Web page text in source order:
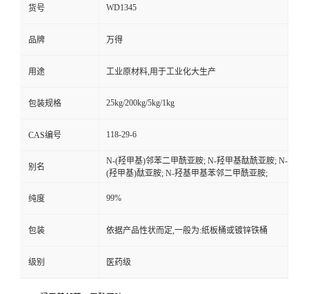
货号 WD1345
品牌 万得
用途 工业原材料,用于工业化大生产
包装规格 25kg/200kg/5kg/1kg
CAS编号 118-29-6
别名
N-(羟甲基)邻苯二甲酰亚胺; N-羟甲基酞酰亚胺; N-
(羟甲基)酞亚胺; N-羟基甲基苯邻二甲酰亚胺;
纯度 99%
包装 依据产品性状而定,一般为:纸板桶或镀锌铁桶
级别 医药级